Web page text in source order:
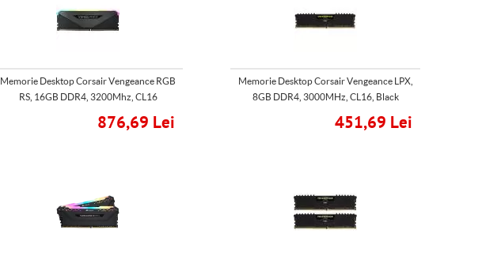
Memorie Desktop Corsair Vengeance RGB
RS, 16GB DDR4, 3200Mhz, CL16
876,69 Lei
Memorie Desktop Corsair Vengeance LPX,
8GB DDR4, 3000MHz, CL16, Black
451,69 Lei